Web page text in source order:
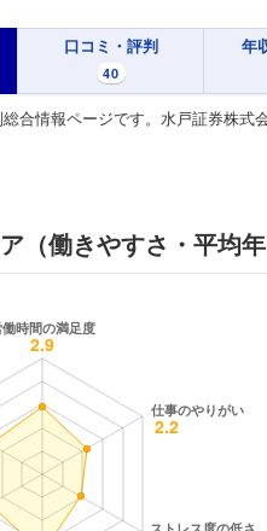
口コミ・評判
40
年
合情報ページです。水戸証券株
（働きやすさ・平均年